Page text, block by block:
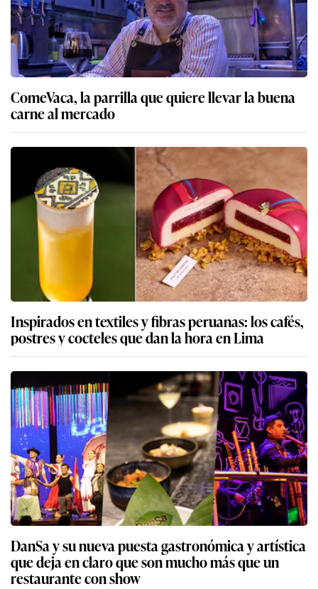
ComeVaca, la parrilla que quiere llevar la buena
carne al mercado
Inspirados en textiles y fibras peruanas: los cafés,
postres y cocteles que dan la hora en Lima
DanSa y su nueva puesta gastronómica y artística
que deja en claro que son mucho más que un
restaurante con show